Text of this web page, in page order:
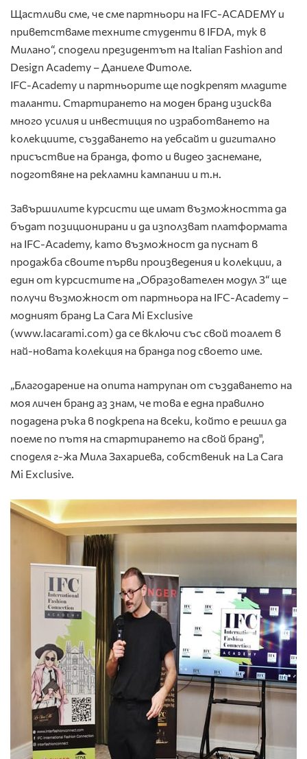
Щастливи сме, че сме партньори на IFC-ACADEMY и
приветстваме техните студенти в IFDA, тук в
Милано“, сподели президентът на Italian Fashion and
Design Academy – Даниеле Фитоле.
IFC-Аcademy и партньорите ще подкрепят младите
таланти. Стартирането на моден бранд изисква
много усилия и инвестиция по изработването на
колекциите, създаването на уебсайт и дигитално
присъствие на бранда, фото и видео заснемане,
подготвяне на рекламни кампании и т.н.
Завършилите курсисти ще имат възможността да
бъдат позиционирани и да използват платформата
на IFC-Academy, като възможност да пуснат в
продажба своите първи произведения и колекции, а
един от курсистите на „Образователен модул 3“ ще
получи възможност от партньора на IFC-Academy –
модният бранд La Cara Mi Exclusive
(www.lacarami.com) да се включи със свой тоалет в
най-новата колекция на бранда под своето име.
„Благодарение на опита натрупан от създаването на
моя личен бранд аз знам, че това е една правилно
подадена ръка в подкрепа на всеки, който е решил да
поеме по пътя на стартирането на свой бранд",
споделя г-жа Мила Захариева, собственик на La Cara
Mi Exclusive.